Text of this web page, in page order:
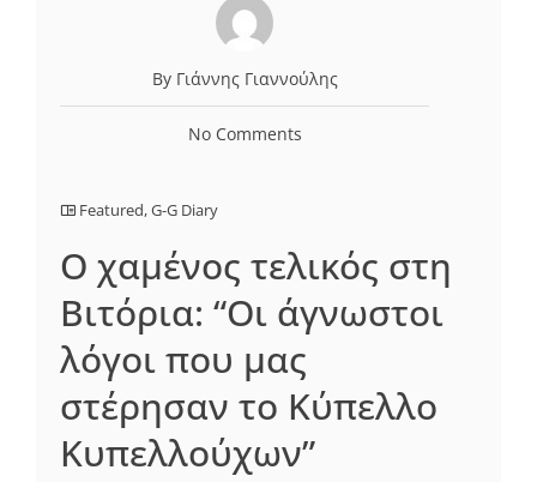
By Γιάννης Γιαννούλης
No Comments
Featured,G-G Diary
O χαμένος τελικός στη
Βιτόρια: “Οι άγνωστοι
λόγοι που μας
στέρησαν το Κύπελλο
Κυπελλούχων”